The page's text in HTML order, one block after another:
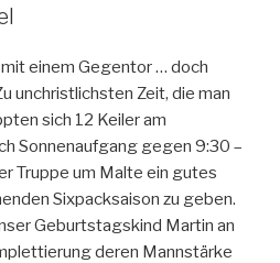
einem Gegentor … doch
unchristlichsten Zeit, die man
sich 12 Keiler am
Sonnenaufgang gegen 9:30 –
Truppe um Malte ein gutes
Sixpacksaison zu geben.
Geburtstagskind Martin an
deren Mannstärke